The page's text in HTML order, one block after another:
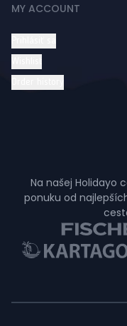
MY ACCOUNT
Na našej Holidayo
ponuku od